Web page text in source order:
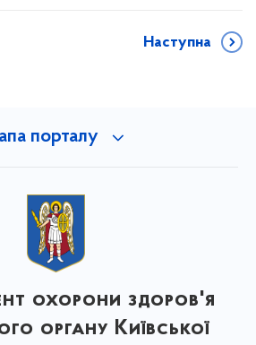
Наступна
порталу
охорони здоров'я
органу Київської